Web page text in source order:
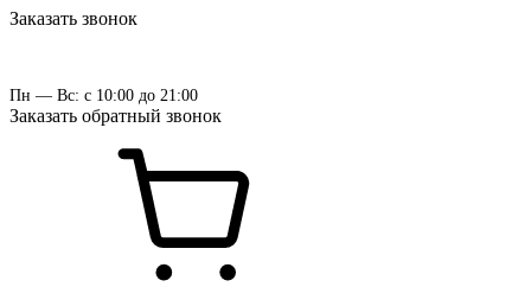
Заказать звонок
Пн — Вс: с 10:00 до 21:00
Заказать обратный звонок